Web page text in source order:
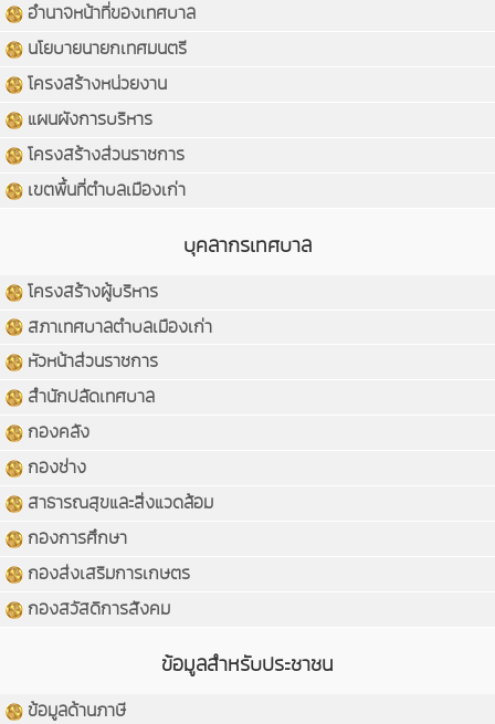
อำนาจหน้าที่ของเทศบาล
นโยบายนายกเทศมนตรี
โครงสร้างหน่วยงาน
แผนผังการบริหาร
โครงสร้างส่วนราชการ
เขตพื้นที่ตำบลเมืองเก่า
บุคลากรเทศบาล
โครงสร้างผู้บริหาร
สภาเทศบาลตำบลเมืองเก่า
หัวหน้าส่วนราชการ
สำนักปลัดเทศบาล
กองคลัง
กองช่าง
สาธารณสุขและสิ่งแวดล้อม
กองการศึกษา
กองส่งเสริมการเกษตร
กองสวัสดิการสังคม
ข้อมูลสำหรับประชาชน
ข้อมูลด้านภาษี